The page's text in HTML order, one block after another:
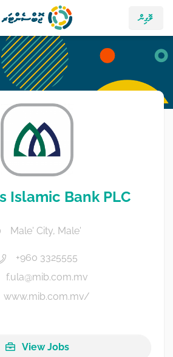
ލޮގިން
Islamic Bank PLC
Male' City, Male'
+960 3325555
f.ula@mib.com.mv
www.mib.com.mv/
View Jobs